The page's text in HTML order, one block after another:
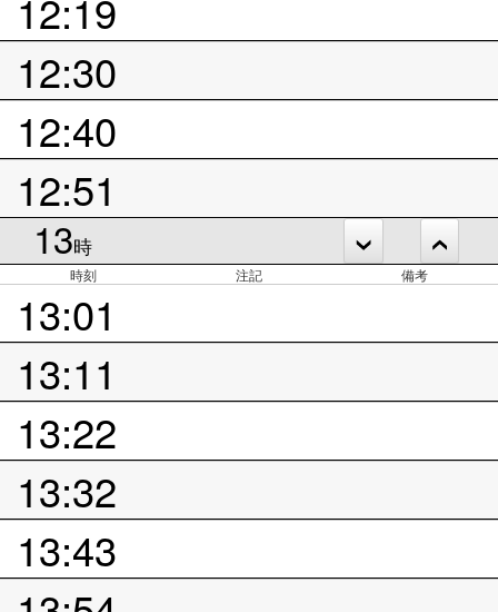
12:19
12:30
12:40
12:51
13時
時刻 注記 備考
13:01
13:11
13:22
13:32
13:43